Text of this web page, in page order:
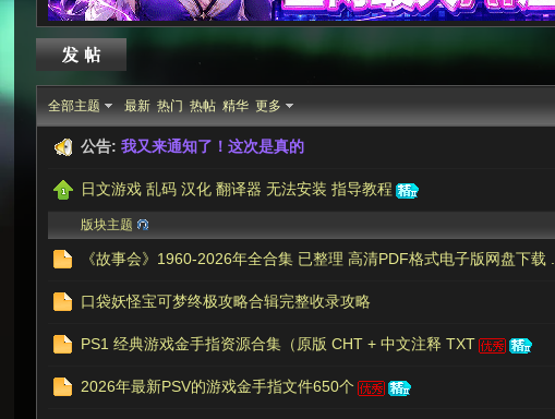
次
全部主题 最新 热门 热帖 精华 更多
公告:我又来通知了！这次是真的
日文游戏 乱码 汉化 翻译器 无法安装 指导教程
版块主题
《故事会》1960-2026年全合集 已整理 高清PDF格式电子版网盘下载 ...
口袋妖怪宝可梦终极攻略合辑完整收录攻略
PS1 经典游戏金手指资源合集（原版 CHT + 中文注释 TXT
2026年最新PSV的游戏金手指文件650个